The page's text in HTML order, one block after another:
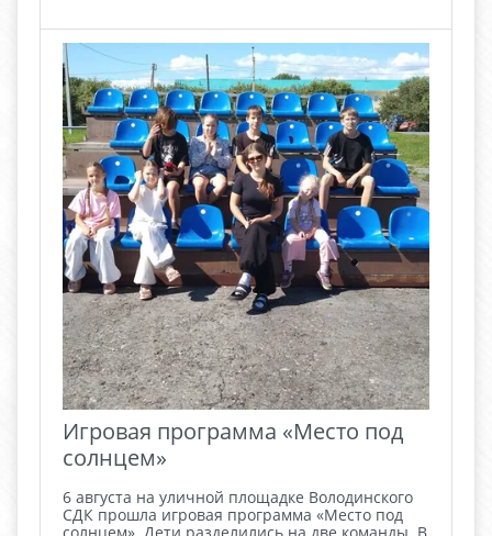
Игровая программа «Место под
солнцем»
6 августа на уличной площадке Володинского
СДК прошла игровая программа «Место под